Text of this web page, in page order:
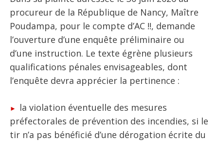
procureur de la République de Nancy, Maître
Poudampa, pour le compte d’AC !!, demande
l’ouverture d’une enquête préliminaire ou
d’une instruction. Le texte égrène plusieurs
qualifications pénales envisageables, dont
l’enquête devra apprécier la pertinence :
la violation éventuelle des mesures
préfectorales de prévention des incendies, si le
tir n’a pas bénéficié d’une dérogation écrite du